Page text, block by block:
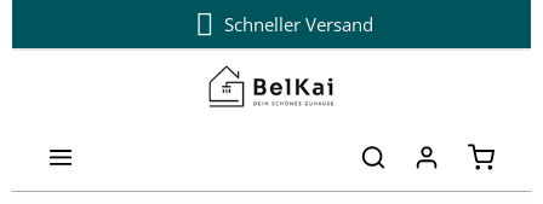
Zum Hauptinhalt springenSchneller Versand